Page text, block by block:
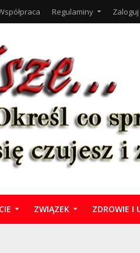
Regulaminy
ZWIĄZEK ZDROWIE I